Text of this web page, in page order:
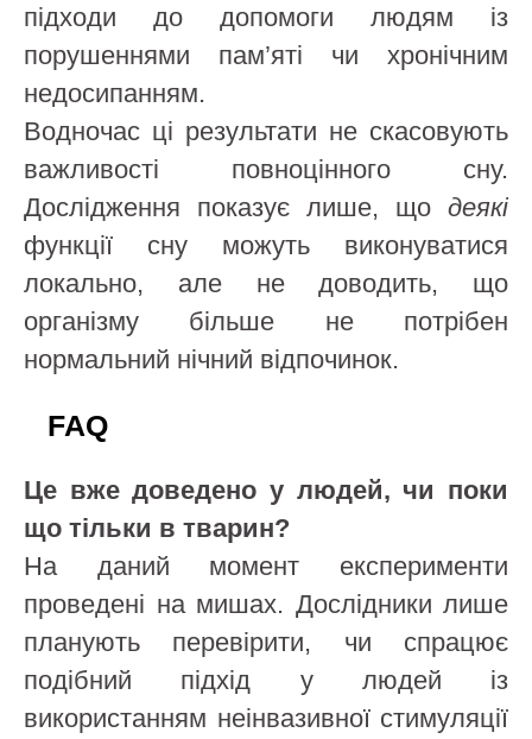
підходи до допомоги людям із
порушеннями пам’яті чи хронічним
недосипанням.
Водночас ці результати не скасовують
важливості повноцінного сну.
Дослідження показує лише, що деякі
функції сну можуть виконуватися
локально, але не доводить, що
організму більше не потрібен
нормальний нічний відпочинок.
FAQ
Це вже доведено у людей, чи поки
що тільки в тварин?
На даний момент експерименти
проведені на мишах. Дослідники лише
планують перевірити, чи спрацює
подібний підхід у людей із
використанням неінвазивної стимуляції